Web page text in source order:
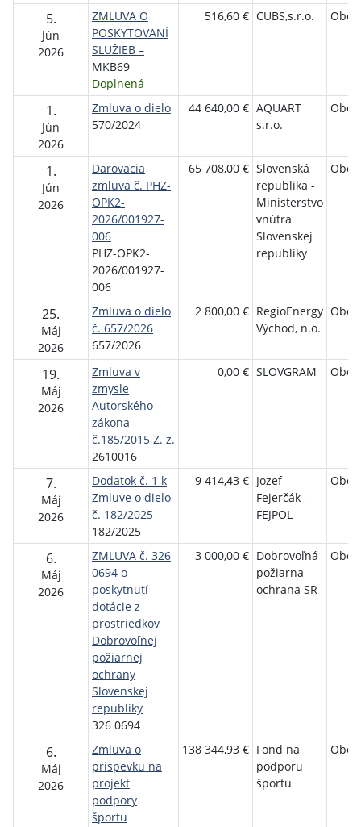
5.
Jún
2026
ZMLUVA O
POSKYTOVANÍ
SLUŽIEB –
MKB69
Doplnená
516,60 € CUBS,s.r.o. Obec
1.
Jún
2026
Zmluva o dielo
570/2024
44 640,00 € AQUART
s.r.o.
Obec
1.
Jún
2026
Darovacia
zmluva č. PHZ-
OPK2-
2026/001927-
006
PHZ-OPK2-
2026/001927-
006
65 708,00 € Slovenská
republika -
Ministerstvo
vnútra
Slovenskej
republiky
Obec
25.
Máj
2026
Zmluva o dielo
č. 657/2026
657/2026
2 800,00 € RegioEnergy
Východ, n.o.
Obec
19.
Máj
2026
Zmluva v
zmysle
Autorského
zákona
č.185/2015 Z. z.
2610016
0,00 € SLOVGRAM Obec
7.
Máj
2026
Dodatok č. 1 k
Zmluve o dielo
č. 182/2025
182/2025
9 414,43 € Jozef
Fejerčák -
FEJPOL
Obec
6.
Máj
2026
ZMLUVA č. 326
0694 o
poskytnutí
dotácie z
prostriedkov
Dobrovoľnej
požiarnej
ochrany
Slovenskej
republiky
326 0694
3 000,00 € Dobrovoľná
požiarna
ochrana SR
Obec
6.
Máj
2026
Zmluva o
príspevku na
projekt
podpory
športu
138 344,93 € Fond na
podporu
športu
Obec